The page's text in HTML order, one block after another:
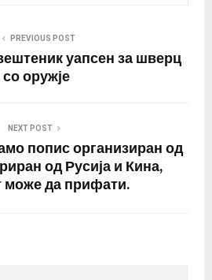
PREVIOUS POST
уапсен за шверц
со оружје
NEXT POST
попис организиран од
од Русија и Кина,
може да прифати.